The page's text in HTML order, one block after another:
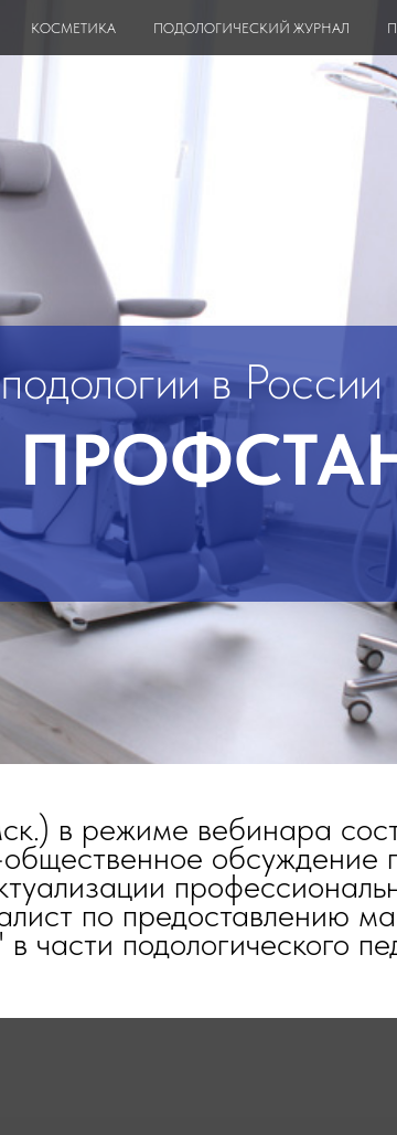
КОСМЕТИКА ПОДОЛОГИЧЕСКИЙ ЖУРНАЛ
в России
в режиме вебинара
обсуждение
по предоставлению
части подологического